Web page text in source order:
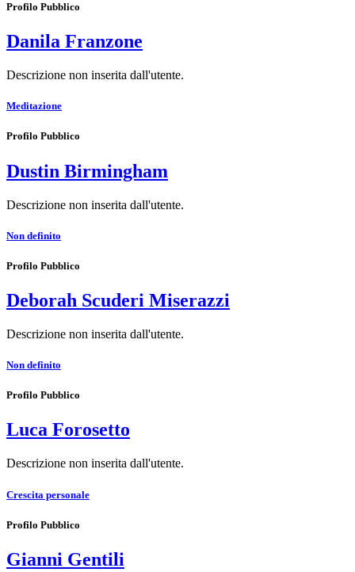
Profilo Pubblico
Danila Franzone
Descrizione non inserita dall'utente.
Meditazione
Profilo Pubblico
Dustin Birmingham
Descrizione non inserita dall'utente.
Non definito
Profilo Pubblico
Deborah Scuderi Miserazzi
Descrizione non inserita dall'utente.
Non definito
Profilo Pubblico
Luca Forosetto
Descrizione non inserita dall'utente.
Crescita personale
Profilo Pubblico
Gianni Gentili